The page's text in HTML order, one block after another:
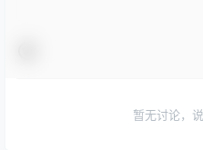
暂无讨论，